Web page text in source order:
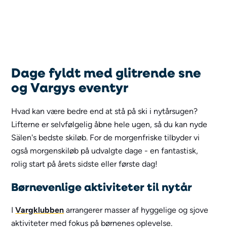
Dage fyldt med glitrende sne
og Vargys eventyr
Hvad kan være bedre end at stå på ski i nytårsugen?
Lifterne er selvfølgelig åbne hele ugen, så du kan nyde
Sälen's bedste skiløb. For de morgenfriske tilbyder vi
også morgenskiløb på udvalgte dage - en fantastisk,
rolig start på årets sidste eller første dag!
Børnevenlige aktiviteter til nytår
IVargklubben arrangerer masser af hyggelige og sjove
aktiviteter med fokus på børnenes oplevelse.